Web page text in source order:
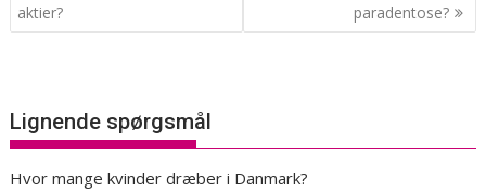
aktier?
paradentose?
Lignende spørgsmål
Hvor mange kvinder dræber i Danmark?